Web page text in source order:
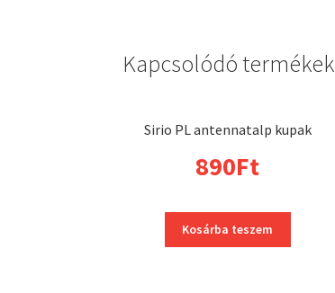
Kapcsolódó termékek
Sirio PL antennatalp kupak
890Ft
Kosárba teszem